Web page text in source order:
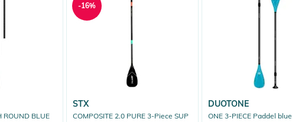
ROUND BLUE
STX
COMPOSITE 2.0 PURE 3-Piece SUP
-16%
DUOTONE
ONE 3-PIECE Paddel blue